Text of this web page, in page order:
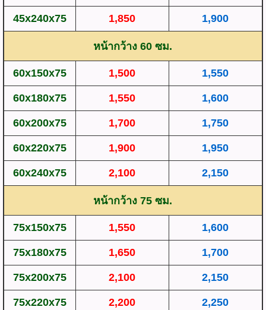
45x240x75 1,850 1,900
หน้ากว้าง 60 ซม.
60x150x75 1,500 1,550
60x180x75 1,550 1,600
60x200x75 1,700 1,750
60x220x75 1,900 1,950
60x240x75 2,100 2,150
หน้ากว้าง 75 ซม.
75x150x75 1,550 1,600
75x180x75 1,650 1,700
75x200x75 2,100 2,150
75x220x75 2,200 2,250